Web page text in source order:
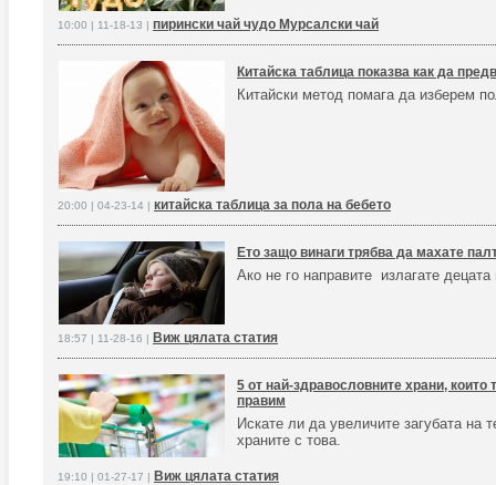
10:00 | 11-18-13 | пирински чай чудо Мурсалски чай
Китайска таблица показва как да
Китайски метод помага да изберем
20:00 | 04-23-14 | китайска таблица за пола на бебето
Ето защо винаги трябва да махате
Ако не го направите излагате децата
18:57 | 11-28-16 | Виж цялата статия
5 от най-здравословните храни, които
правим
Искате ли да увеличите загубата на
храните с това.
19:10 | 01-27-17 | Виж цялата статия